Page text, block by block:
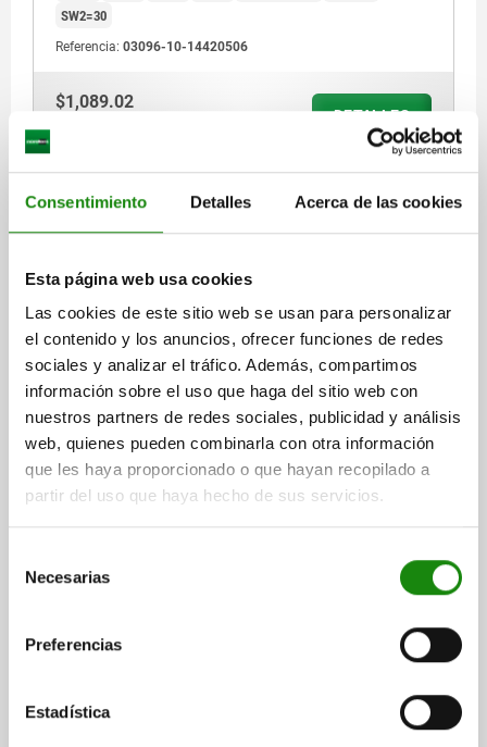
Consentimiento Detalles Acerca de las cookies
Esta página web usa cookies
Las cookies de este sitio web se usan para personalizar
el contenido y los anuncios, ofrecer funciones de redes
sociales y analizar el tráfico. Además, compartimos
información sobre el uso que haga del sitio web con
nuestros partners de redes sociales, publicidad y análisis
web, quienes pueden combinarla con otra información
que les haya proporcionado o que hayan recopilado a
partir del uso que haya hecho de sus servicios.
Necesarias
Preferencias
Estadística
SW2=30
Referencia: 03096-10-14420506
$1,089.02
DETALLES
03096-10 DE
ELEMENTO DE ACCIONAMIENTO CON BOTÓN FORMA
DE SETA, TA.4, FORMA:D CON RANURA DE BLOQUEO
CON, M20X1,5, S=6, L=76, ACERO INOXIDABLE,
COMP:TERMOPLÁSTICO GRIS ANTRACITA RAL7021,
CUBIERTA:ROJO RAL3020
ROSCA=M20X1,5 LONGITUD=76
COLOR CUBIERTA =ROJO TRÁFICO RAL 3020
Referencia:
más IVA.
DETALLES
03096-10 DE